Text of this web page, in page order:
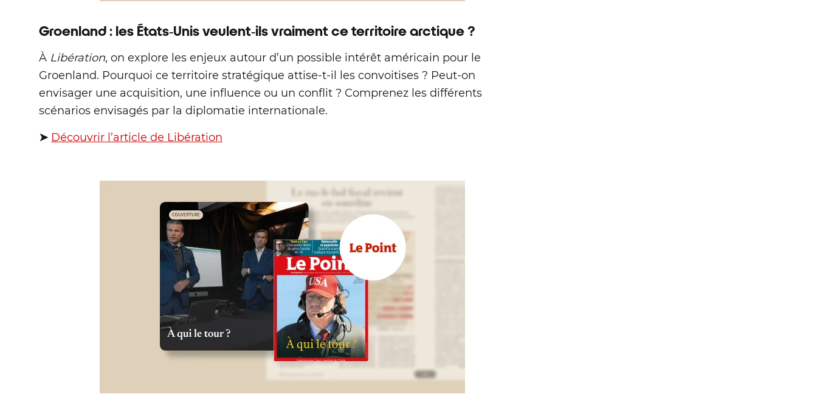
Groenland : les États‑Unis veulent‑ils vraiment ce territoire arctique ?
À Libération, on explore les enjeux autour d’un possible intérêt américain pour le
Groenland. Pourquoi ce territoire stratégique attise‑t‑il les convoitises ? Peut‑on
envisager une acquisition, une influence ou un conflit ? Comprenez les différents
scénarios envisagés par la diplomatie internationale.
➤ Découvrir l’article de Libération